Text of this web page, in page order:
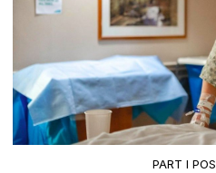
PART I